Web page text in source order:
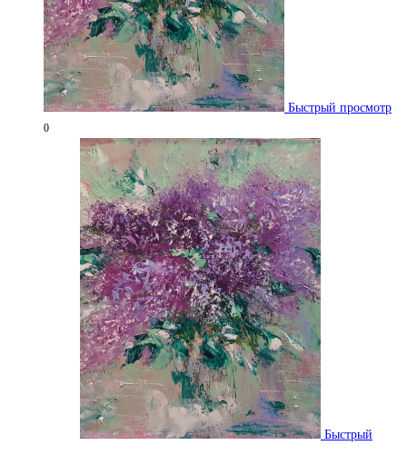
Быстрый просмотр
0
Быстрый